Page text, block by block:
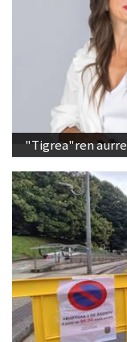
"Tigrea"ren